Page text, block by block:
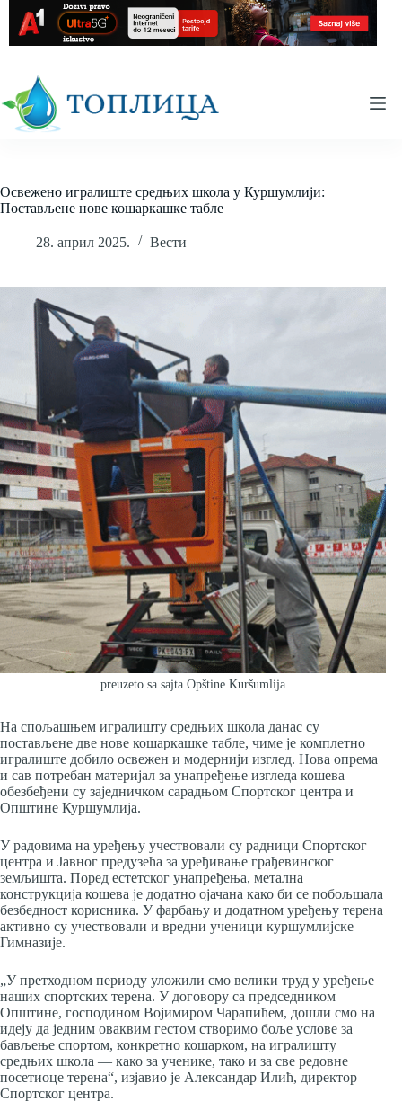
content
Освежено игралиште средњих школа у Куршумлији:
Постављене нове кошаркашке табле
28. април 2025. Вести
preuzeto sa sajta Opštine Kuršumlija
На спољашњем игралишту средњих школа данас су
постављене две нове кошаркашке табле, чиме је комплетно
игралиште добило освежен и модернији изглед. Нова опрема
и сав потребан материјал за унапређење изгледа кошева
обезбеђени су заједничком сарадњом Спортског центра и
Општине Куршумлија.
У радовима на уређењу учествовали су радници Спортског
центра и Јавног предузећа за уређивање грађевинског
земљишта. Поред естетског унапређења, метална
конструкција кошева је додатно ојачана како би се побољшала
безбедност корисника. У фарбању и додатном уређењу терена
активно су учествовали и вредни ученици куршумлијске
Гимназије.
„У претходном периоду уложили смо велики труд у уређење
наших спортских терена. У договору са председником
Општине, господином Војимирoм Чарапићем, дошли смо на
идеју да једним оваквим гестом створимо боље услове за
бављење спортом, конкретно кошарком, на игралишту
средњих школа — како за ученике, тако и за све редовне
посетиоце терена“, изјавио је Александар Илић, директор
Спортског центра.